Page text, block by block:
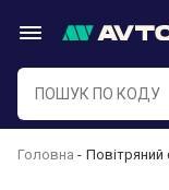
Головна Повітряний